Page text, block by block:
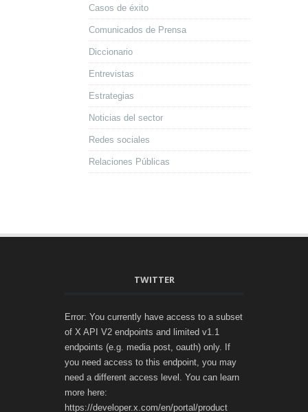
Casos de éxito
Comunicados de Prensa
Diccionario
Entrevistas
Estrategias
Noticias del sector
Redes sociales
Relaciones Públicas
TWITTER
Error: You currently have access to a subset
of X API V2 endpoints and limited v1.1
endpoints (e.g. media post, oauth) only. If
you need access to this endpoint, you may
need a different access level. You can learn
more here:
https://developer.x.com/en/portal/product